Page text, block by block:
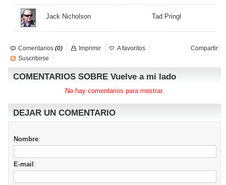
Jack Nicholson Tad Pringl
Comentarios (0) Compartir:
Imprimir
A favoritos
Suscribirse
COMENTARIOS SOBRE Vuelve a mi lado
No hay comentarios para mostrar.
DEJAR UN COMENTARIO
Nombre:
E-mail :